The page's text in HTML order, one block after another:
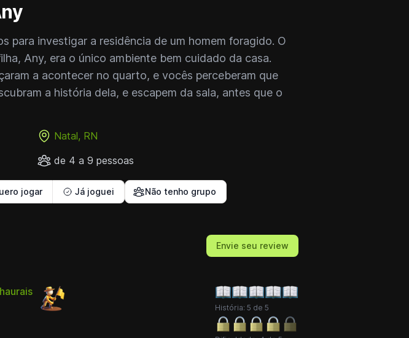
para investigar a residência de um homem foragido. O
Any, era o único ambiente bem cuidado da casa.
a acontecer no quarto, e vocês perceberam que
a história dela, e escapem da sala, antes que o
Natal, RN
de 4 a 9 pessoas
jogar Já joguei Não tenho grupo
Envie seu review
História: 5 de 5